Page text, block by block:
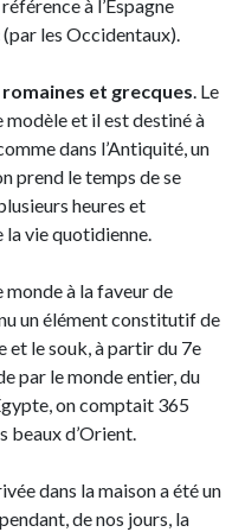
à l’Espagne
(par les Occidentaux).
et grecques. Le
et il est destiné à
dans l’Antiquité, un
prend le temps de se
heures et
la vie quotidienne.
monde à la faveur de
un élément constitutif de
et le souk, à partir du 7e
par le monde entier, du
on comptait 365
beaux d’Orient.
dans la maison a été un
de nos jours, la